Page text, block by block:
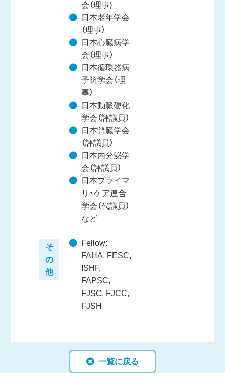
会（理事)
日本老年学会
（理事）
日本心臓病学
会（理事）
日本循環器病
予防学会（理
事）
日本動脈硬化
学会（評議員）
日本腎臓学会
（評議員）
日本内分泌学
会（評議員）
日本プライマ
リ・ケア連合
学会（代議員）
など
そ
の
他
Fellow:
FAHA, FESC,
ISHF,
FAPSC,
FJSC, FJCC,
FJSH
一覧に戻る